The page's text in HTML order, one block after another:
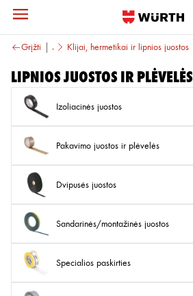
Grįžti
CHEMIJA Klijai, hermetikai ir lipnios juostos
Lipnios juostos ir plėvelės
Izoliacinės juostos
Pakavimo juostos ir plėvelės
Dvipusės juostos
Sandarinės/montažinės juostos
Specialios paskirties